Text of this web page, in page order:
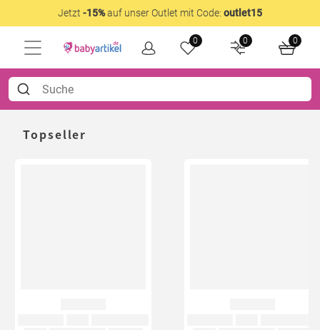
Jetzt -15%auf unser Outlet mit Code: outlet15
0 0 0
Topseller